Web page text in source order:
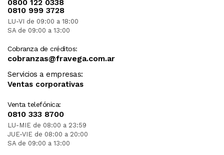
0800 122 0338
0810 999 3728
LU-VI de 09:00 a 18:00
SA de 09:00 a 13:00
Cobranza de créditos:
cobranzas@fravega.com.ar
Servicios a empresas:
Ventas corporativas
Venta telefónica:
0810 333 8700
LU-MIE de 08:00 a 23:59
JUE-VIE de 08:00 a 20:00
SA de 09:00 a 13:00